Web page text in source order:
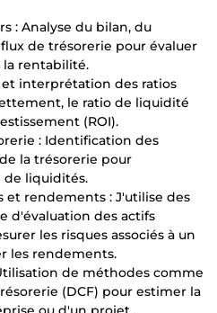
: Analyse du bilan, du
de trésorerie pour évaluer
la rentabilité.
et interprétation des ratios
le ratio de liquidité
(ROI).
: Identification des
la trésorerie pour
liquidités.
et rendements : J'utilise des
d'évaluation des actifs
les risques associés à un
les rendements.
de méthodes comme
(DCF) pour estimer la